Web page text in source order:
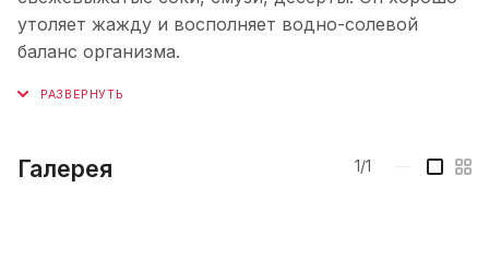
утоляет жажду и восполняет водно-солевой
баланс организма.
Галерея 1/1